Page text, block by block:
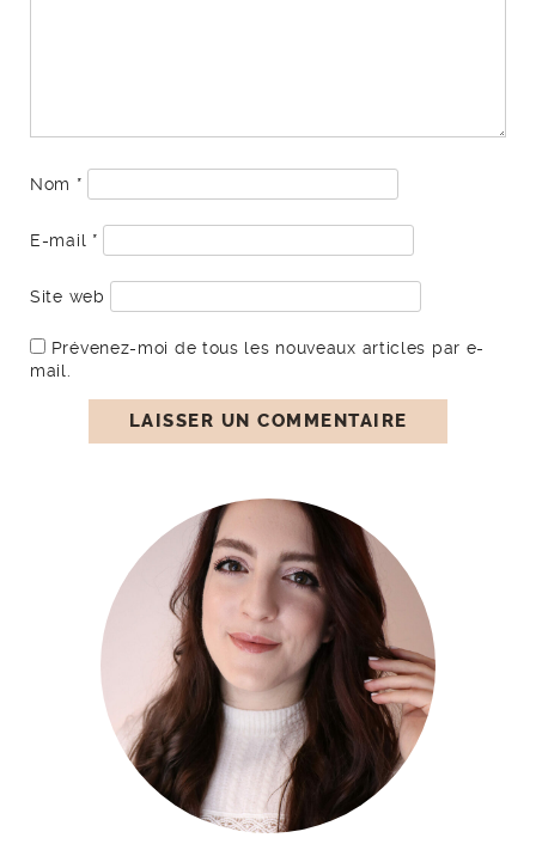
Nom *
E-mail *
Site web
Prévenez-moi de tous les nouveaux articles par e-
mail.